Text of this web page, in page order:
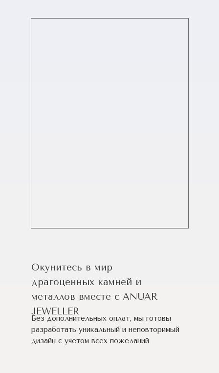
Окунитесь в мир
драгоценных камней и
металлов вместе с ANUAR
JEWELLER
Без дополнительных оплат, мы готовы
разработать уникальный и неповторимый
дизайн c учетом всех пожеланий